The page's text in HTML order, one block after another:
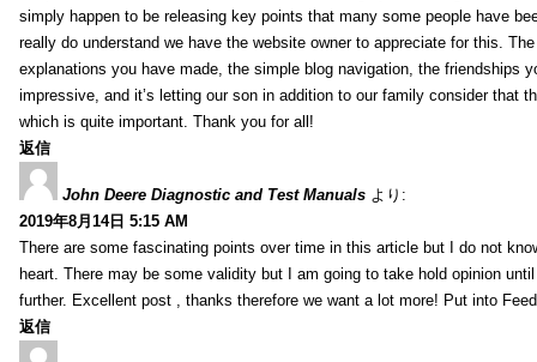
simply happen to be releasing key points that many some people have
really do understand we have the website owner to appreciate for this.
explanations you have made, the simple blog navigation, the friendships
impressive, and it’s letting our son in addition to our family consider that
which is quite important. Thank you for all!
返信
John Deere Diagnostic and Test Manuals より:
2019年8月14日 5:15 AM
There are some fascinating points over time in this article but I do not
heart. There may be some validity but I am going to take hold opinion
further. Excellent post , thanks therefore we want a lot more! Put into
返信